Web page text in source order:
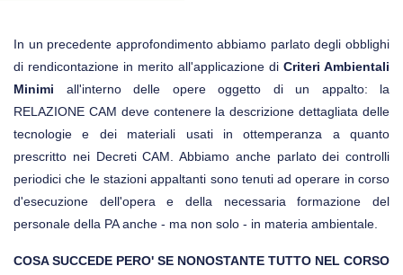
In un precedente approfondimento abbiamo parlato degli obblighi
di rendicontazione in merito all'applicazione di Criteri Ambientali
Minimi all'interno delle opere oggetto di un appalto: la
RELAZIONE CAM deve contenere la descrizione dettagliata delle
tecnologie e dei materiali usati in ottemperanza a quanto
prescritto nei Decreti CAM. Abbiamo anche parlato dei controlli
periodici che le stazioni appaltanti sono tenuti ad operare in corso
d'esecuzione dell'opera e della necessaria formazione del
personale della PA anche - ma non solo - in materia ambientale.
COSA SUCCEDE PERO' SE NONOSTANTE TUTTO NEL CORSO